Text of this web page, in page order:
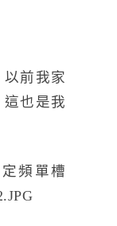
以前我家
這也是我